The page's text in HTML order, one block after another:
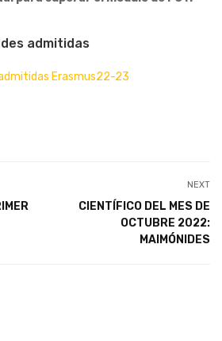
admitidas
Erasmus22-23
NEXT
CIENTÍFICO DEL MES DE
OCTUBRE 2022:
MAIMÓNIDES